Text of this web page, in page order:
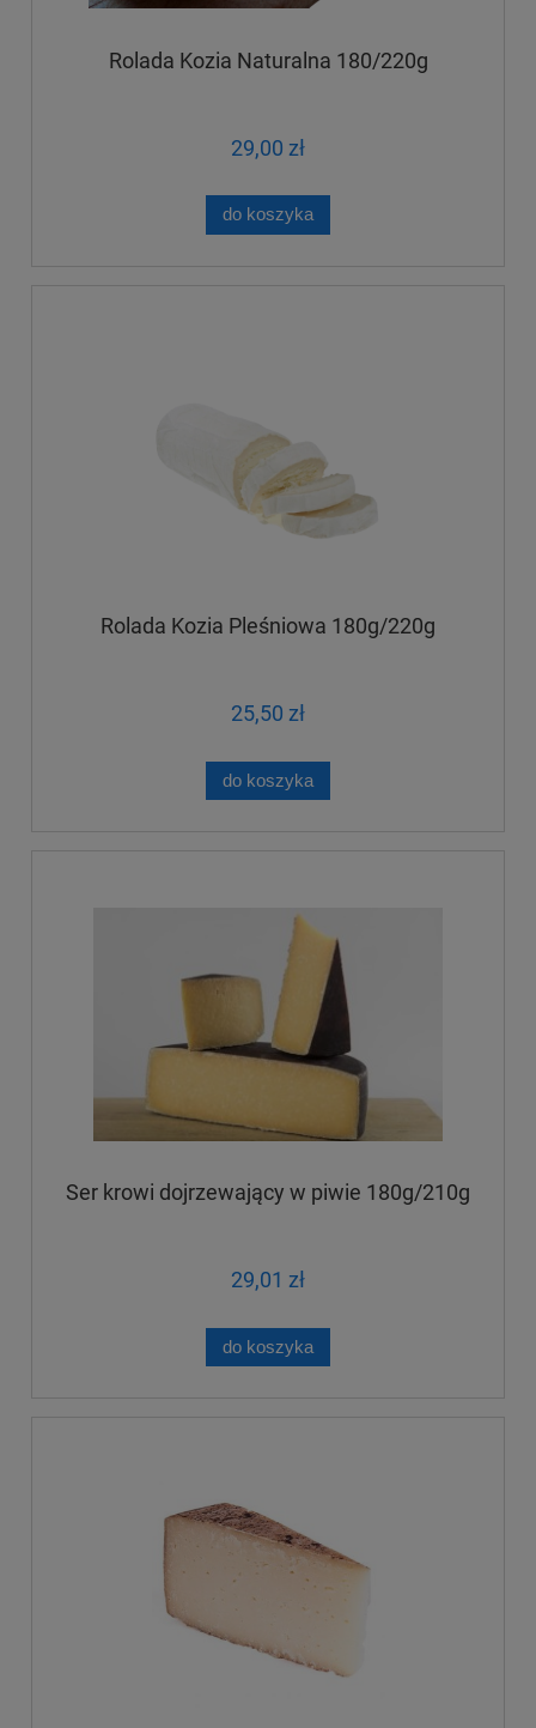
Rolada Kozia Naturalna 180/220g
29,00 zł
do koszyka
Rolada Kozia Pleśniowa 180g/220g
25,50 zł
do koszyka
Ser krowi dojrzewający w piwie 180g/210g
29,01 zł
do koszyka